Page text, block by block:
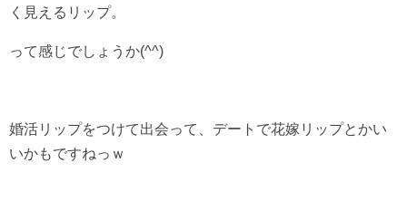
く見えるリップ。
って感じでしょうか(^^)
婚活リップをつけて出会って、デートで花嫁リップとかい
いかもですねっｗ